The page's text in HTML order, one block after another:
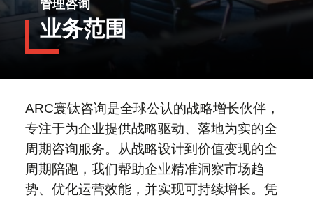
联系方式
关于我们
Global - English
购、中国企业全球化
推动下一波巨型交易
战略落地之道：ARC Group合伙人
Daniel Karlsson解读亚洲供应链的重
塑
透过安踏入股 PUMA 看中国企业海外
并购的新逻辑
境外上市备案新规全解：中国证监会最
进入全生命周期监管时代
ARC Group荣获“Great Place To
Work™ 卓越职场认证”！
ARC集团2026资本市场并购论坛东京
站圆满落幕
2026年工业重组步入活跃期：业务剥
离与少数股权投资再现机遇
最近访问
业务范围
管理咨询
ARC寰钛咨询是全球公认的战略增长伙伴，
专注于为企业提供战略驱动、落地为实的全
周期咨询服务。从战略设计到价值变现的全
周期陪跑，我们帮助企业精准洞察市场趋
势、优化运营效能，并实现可持续增长。凭